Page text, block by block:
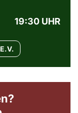
19:30 UHR